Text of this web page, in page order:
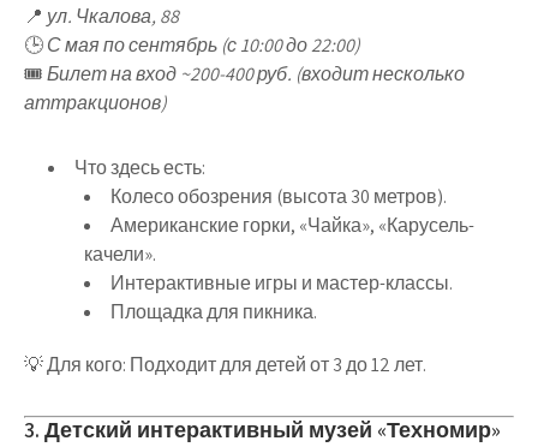
📍 ул. Чкалова, 88
🕒С мая по сентябрь (с 10:00 до 22:00)
🎟Билет на вход ~200-400 руб. (входит несколько
аттракционов)
Что здесь есть:
Колесо обозрения (высота 30 метров).
Американские горки, «Чайка», «Карусель-
качели».
Интерактивные игры и мастер-классы.
Площадка для пикника.
💡Для кого: Подходит длядетей от 3 до 12 лет.
3. Детский интерактивный музей «Техномир»